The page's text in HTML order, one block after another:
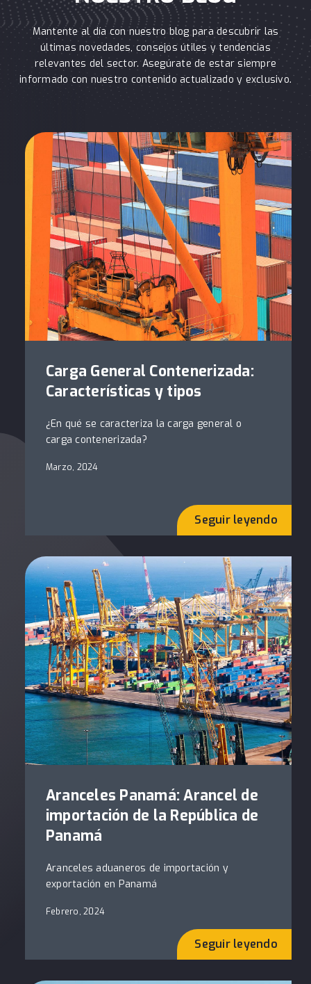
Mantente al día con nuestro blog para descubrir las
últimas novedades, consejos útiles y tendencias
relevantes del sector. Asegúrate de estar siempre
informado con nuestro contenido actualizado y exclusivo.
Carga General Contenerizada:
Características y tipos
¿En qué se caracteriza la carga general o
carga contenerizada?
Marzo, 2024
Seguir leyendo
Aranceles Panamá: Arancel de
importación de la República de
Panamá
Aranceles aduaneros de importación y
exportación en Panamá
Febrero, 2024
Seguir leyendo